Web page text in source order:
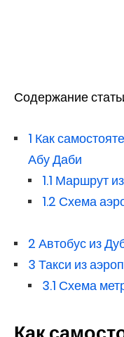
Содержание
1 Как
Абу Даби
1.1 Маршрут
1.2 Схема
2 Автобус из
3 Такси из
3.1 Схема